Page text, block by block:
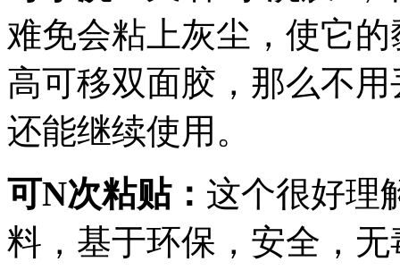
难免会粘上灰尘，使它
高可移双面胶，那么不
还能继续使用。
可N次粘贴： 这个很好理
料，基于环保，安全，